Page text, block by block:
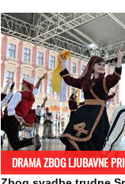
DRAMA ZBOG LJUBAVNE